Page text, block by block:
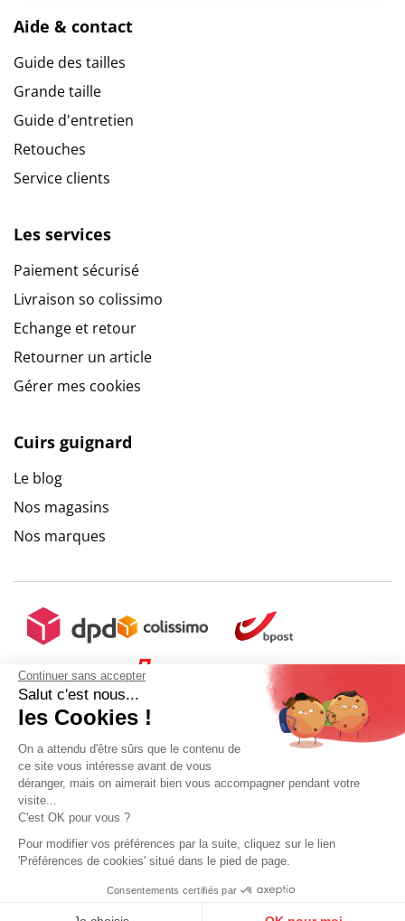
Continuer sans accepter
Salut c'est nous...
les Cookies !
On a attendu d'être sûrs que le contenu de
ce site vous intéresse avant de vous
déranger, mais on aimerait bien vous accompagner pendant votre
visite...
C'est OK pour vous ?
Pour modifier vos préférences par la suite, cliquez sur le lien
'Préférences de cookies' situé dans le pied de page.
Consentements certifiés par
Aide & contact
Guide des tailles
Grande taille
Guide d'entretien
Retouches
Service clients
Les services
Paiement sécurisé
Livraison so colissimo
Echange et retour
Retourner un article
Gérer mes cookies
Cuirs guignard
Le blog
Nos magasins
Nos marques
Gestion des données personnelles